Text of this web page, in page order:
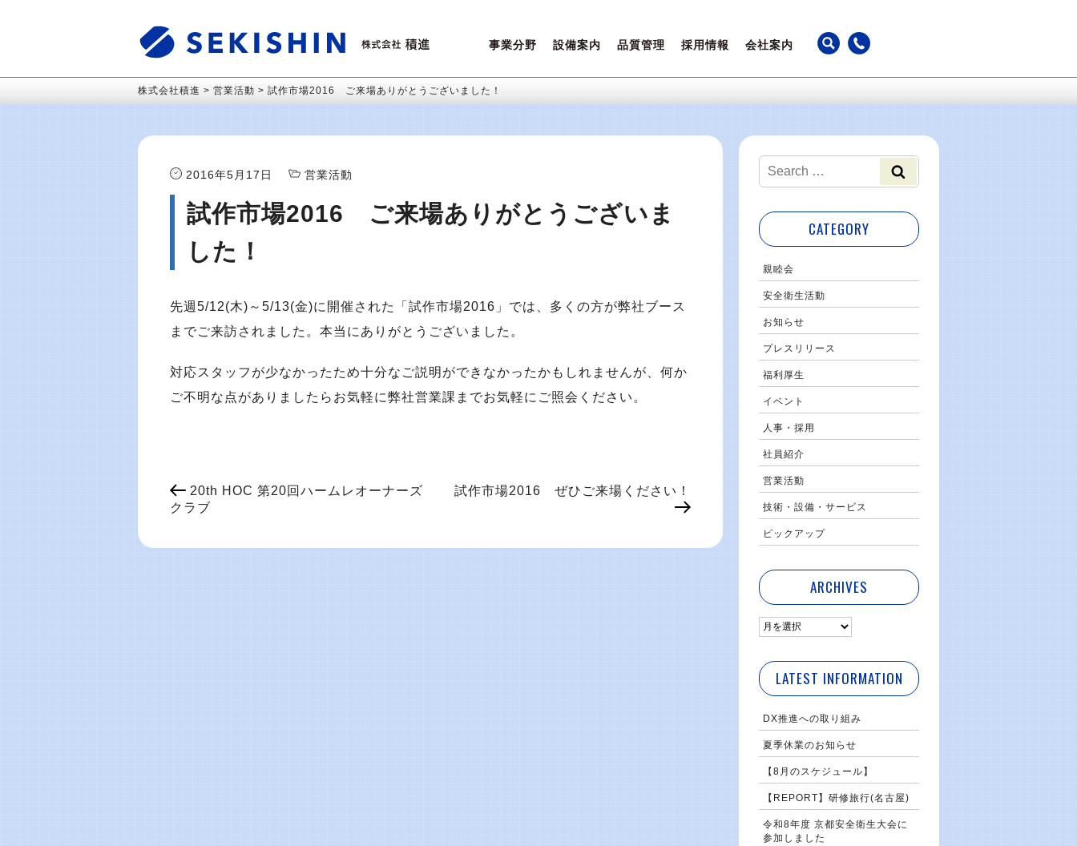
事業分野
営業ポリシー
ご相談内容について
設備案内
設備一覧
品質管理
積進クオリティ
環境保全
採用情報
先輩たちの声
女性活躍
会社案内
アクセス
カレンダー
株式会社積進 > 営業活動 > 試作市場2016 ご来場ありがとうございました！
2016年5月17日 営業活動
試作市場2016 ご来場ありがとうございま
した！
先週5/12(木)～5/13(金)に開催された「試作市場2016」では、多くの方が弊社ブース
までご来訪されました。本当にありがとうございました。
対応スタッフが少なかったため十分なご説明ができなかったかもしれませんが、何か
ご不明な点がありましたらお気軽に弊社営業課までお気軽にご照会ください。
20th HOC 第20回ハームレオーナーズ
クラブ
試作市場2016 ぜひご来場ください！
CATEGORY
親睦会
安全衛生活動
お知らせ
プレスリリース
福利厚生
イベント
人事・採用
社員紹介
営業活動
技術・設備・サービス
ピックアップ
ARCHIVES
LATEST INFORMATION
DX推進への取り組み
夏季休業のお知らせ
【8月のスケジュール】
【REPORT】研修旅行(名古屋)
令和8年度 京都安全衛生大会に
参加しました